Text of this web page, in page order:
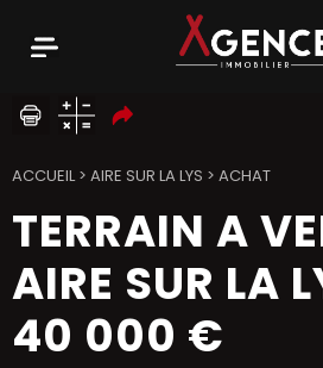
ACCUEIL> AIRE SUR LA LYS > ACHAT
TERRAIN A
AIRE SUR LA
40 000 €